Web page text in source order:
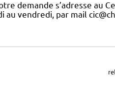
demande s’adresse au
au vendredi, par mail